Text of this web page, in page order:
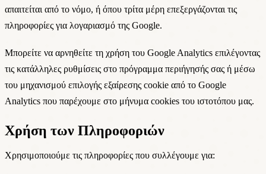
απαιτείται από το νόμο, ή όπου τρίτα μέρη επεξεργάζονται τις
πληροφορίες για λογαριασμό της Google.
Μπορείτε να αρνηθείτε τη χρήση του Google Analytics επιλέγοντας
τις κατάλληλες ρυθμίσεις στο πρόγραμμα περιήγησής σας ή μέσω
του μηχανισμού επιλογής εξαίρεσης cookie από το Google
Analytics που παρέχουμε στο μήνυμα cookies του ιστοτόπου μας.
Χρήση των Πληροφοριών
Χρησιμοποιούμε τις πληροφορίες που συλλέγουμε για: